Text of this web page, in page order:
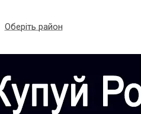
Оберіть район